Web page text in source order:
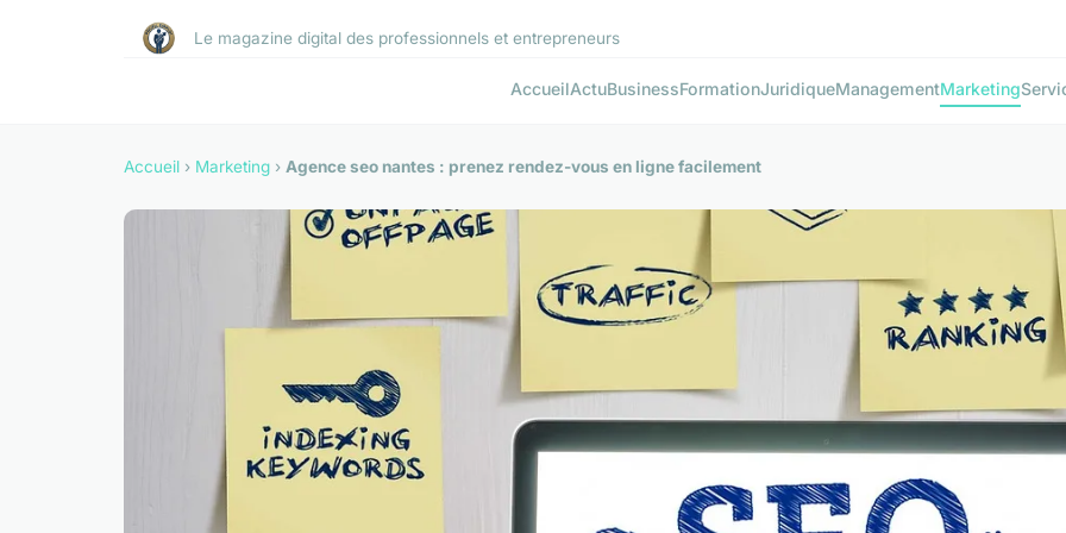
Le magazine digital des professionnels et entrepreneurs
AccueilActuBusinessFormationJuridiqueManagementMarketing
Accueil › Marketing › Agence seo nantes : prenez rendez-vous en ligne facilement